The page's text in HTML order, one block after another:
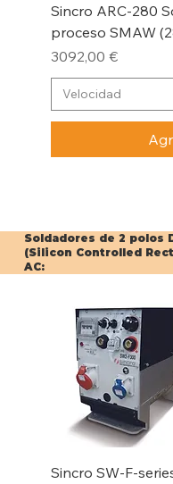
Sincro ARC-280
proceso SMAW
Precio
3092,00 €
Soldadores de 2 polos
(Silicon Controlled
AC:
Sincro SW-F-